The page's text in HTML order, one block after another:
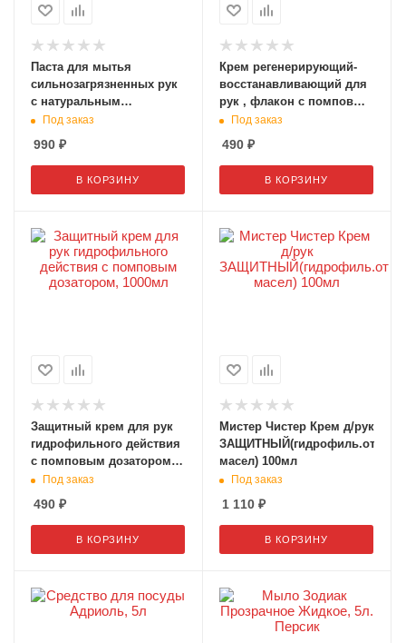
Паста для мытья
сильнозагрязненных рук
с натуральным
абразивом, с помповым
дозатором, 2000мл.
Под заказ
990 ₽
В КОРЗИНУ
Крем регенерирующий-
восстанавливающий для
рук , флакон с помповым
дозатором, 1000мл
Под заказ
490 ₽
В КОРЗИНУ
Защитный крем для рук
гидрофильного действия
с помповым дозатором,
1000мл
Под заказ
490 ₽
В КОРЗИНУ
Мистер Чистер Крем д/рук
ЗАЩИТНЫЙ(гидрофиль.от
масел) 100мл
Под заказ
1 110 ₽
В КОРЗИНУ